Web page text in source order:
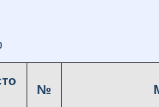
№